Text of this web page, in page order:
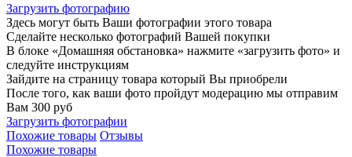
Загрузить фотографию
Здесь могут быть Ваши фотографии этого товара
Сделайте несколько фотографий Вашей покупки
В блоке «Домашняя обстановка» нажмите «загрузить фото» и
следуйте инструкциям
Зайдите на страницу товара который Вы приобрели
После того, как ваши фото пройдут модерацию мы отправим
Вам 300 руб
Загрузить фотографии
Похожие товары Отзывы
Похожие товары